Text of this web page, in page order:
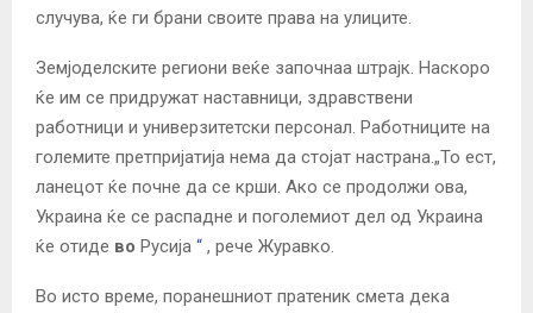
случува, ќе ги брани своите права на улиците.
Земјоделските региони веќе започнаа штрајк. Наскоро
ќе им се придружат наставници, здравствени
работници и универзитетски персонал. Работниците на
големите претпријатија нема да стојат настрана.„То ест,
ланецот ќе почне да се крши. Ако се продолжи ова,
Украина ќе се распадне и поголемиот дел од Украина
ќе отиде во Русија “ , рече Журавко.
Во исто време, поранешниот пратеник смета дека